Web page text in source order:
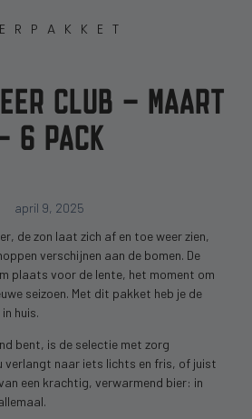
CLUB – MAART
6 PACK
april 9, 2025
de zon laat zich af en toe weer zien,
verschijnen aan de bomen. De
plaats voor de lente, het moment om
seizoen. Met dit pakket heb je de
huis.
bent, is de selectie met zorg
verlangt naar iets lichts en fris, of juist
een krachtig, verwarmend bier: in